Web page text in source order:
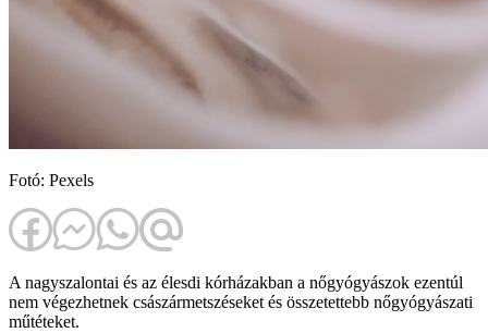
Fotó: Pexels
A nagyszalontai és az élesdi kórházakban a nőgyógyászok ezentúl
nem végezhetnek császármetszéseket és összetettebb nőgyógyászati
műtéteket.